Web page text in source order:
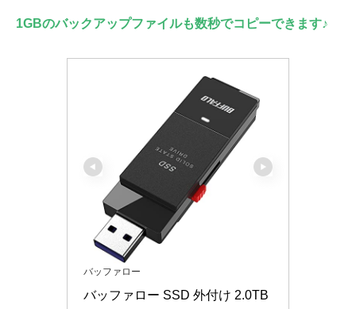
1GBのバックアップファイルも数秒でコピーできます♪
バッファロー
バッファロー SSD 外付け 2.0TB